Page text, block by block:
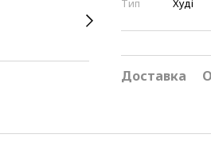
Тип
Худі
Доставка